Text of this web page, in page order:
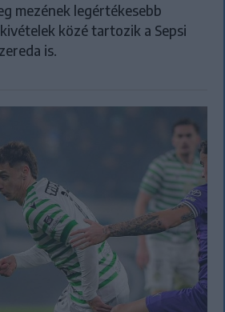
mezének legértékesebb
közé tartozik a Sepsi
is.